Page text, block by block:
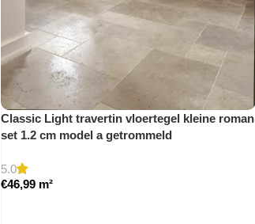
Classic Light travertin vloertegel kleine roman
set 1.2 cm model a getrommeld
5.0
€46,99 m²